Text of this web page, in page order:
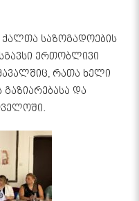
ქალთა საზოგადოების
ერთობლივი
რათა ხელი
და